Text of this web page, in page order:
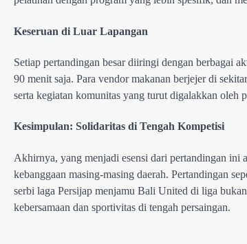
Keseruan di Luar Lapangan
Setiap pertandingan besar diiringi dengan berbagai
90 menit saja. Para vendor makanan berjejer di
serta kegiatan komunitas yang turut digalakkan oleh
Kesimpulan: Solidaritas di Tengah Kompetisi
Akhirnya, yang menjadi esensi dari pertandingan ini
kebanggaan masing-masing daerah. Pertandingan
serbi laga Persijap menjamu Bali United di liga
kebersamaan dan sportivitas di tengah persaingan.